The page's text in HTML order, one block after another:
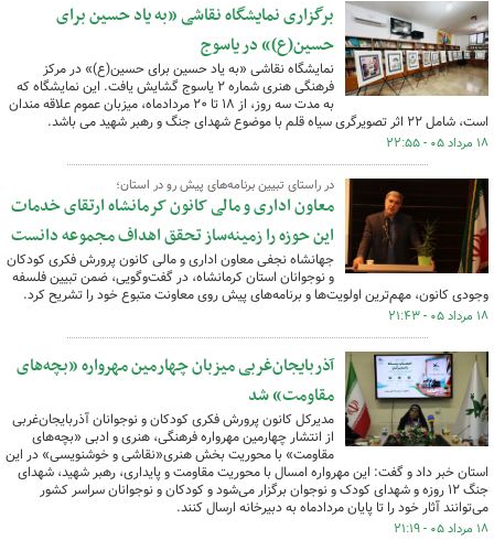
برگزاری نمایشگاه نقاشی «به یاد حسین برای
حسین(ع)» در یاسوج
نمایشگاه نقاشی «به یاد حسین برای حسین(ع)» در مرکز
فرهنگی هنری شماره ۲ یاسوج گشایش یافت. این نمایشگاه که
به مدت سه روز، از ۱۸ تا ۲۰ مردادماه، میزبان عموم علاقه مندان
است، شامل ۲۲ اثر تصویرگری سیاه قلم با موضوع شهدای جنگ و رهبر شهید می باشد.
۱۸ مرداد ۰۵ - ۲۲:۵۵
در راستای تبیین برنامه‌های پیش رو در استان؛
معاون اداری و مالی کانون کرمانشاه ارتقای خدمات
این حوزه را زمینه‌ساز تحقق اهداف مجموعه دانست
جهانشاه نجفی معاون اداری و مالی کانون پرورش فکری کودکان
و نوجوانان استان کرمانشاه، در گفت‌وگویی، ضمن تبیین فلسفه
وجودی کانون، مهم‌ترین اولویت‌ها و برنامه‌های پیش روی معاونت متبوع خود را تشریح کرد.
۱۸ مرداد ۰۵ - ۲۱:۴۳
آذربایجان‌غربی میزبان چهارمین مهرواره «بچه‌های
مقاومت» شد
مدیرکل کانون پرورش فکری کودکان و نوجوانان آذربایجان‌غربی
از انتشار چهارمین مهرواره فرهنگی، هنری و ادبی «بچه‌های
مقاومت» با محوریت بخش هنری«نقاشی و خوشنویسی» در این
استان خبر داد و گفت: این مهرواره امسال با محوریت مقاومت و پایداری، رهبر شهید، شهدای
جنگ ۱۲ روزه و شهدای کودک و نوجوان برگزار می‌شود و کودکان و نوجوانان سراسر کشور
می‌توانند آثار خود را تا پایان مردادماه به دبیرخانه ارسال کنند.
۱۸ مرداد ۰۵ - ۲۱:۱۹